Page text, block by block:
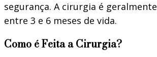
segurança. A cirurgia é
entre 3 e 6 meses de vida.
Como é Feita a Cirurgia?